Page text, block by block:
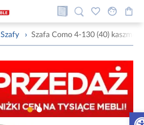
Szafy › Szafa Como 4-130 (40) kaszmir/